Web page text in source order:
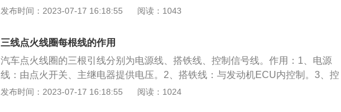
电，从节点内配置30电阻电阻端接12V供电。LIN总线是针对汽车分布式电子系统
多路网络的一种补充，适用于对网络的带宽、性能或容错功能没有过高要求的应
用。LIN总线是基于SCI（UART）数据格式，采用单主控制器/多从设备的模式，
是UART中的一种特殊情况。LIN（LocalInterconnectNetwork）是一种低成本的
串行通讯网络，用于实现汽车中的分布式电子系统控制。LIN的目标是为现有汽
车网络（例如CAN总线）提供辅助功能，因此LIN总线是一种辅助的总线网络。
发布时间：2023-07-17 16:18:55 阅读：1043
三线点火线圈每根线的作用
汽车点火线圈的三根引线分别为电源线、搭铁线、控制信号线。作用：1、电源
线：由点火开关、主继电器提供电压。2、搭铁线：与发动机ECU内控制。3、控
制信号线：是ECU计算机电路板中输出的开关信号，控制点火的信号。在平时的
发布时间：2023-07-17 16:18:55 阅读：1024